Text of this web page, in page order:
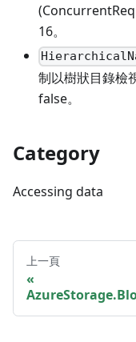
16。
制以樹狀目錄檢
false。
Category
Accessing data
上一頁